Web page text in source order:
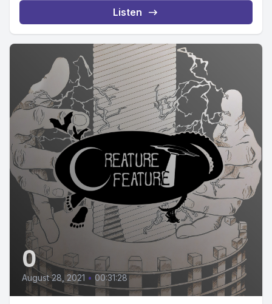
Listen
0
August 28, 2021 • 00:31:28